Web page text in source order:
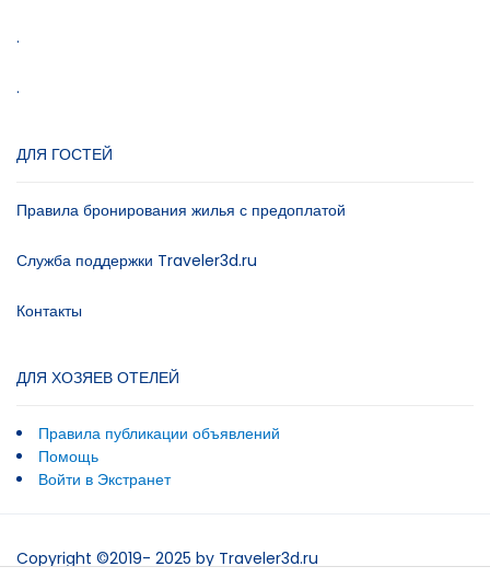
.
.
ДЛЯ ГОСТЕЙ
Правила бронирования жилья с предоплатой
Служба поддержки Traveler3d.ru
Контакты
ДЛЯ ХОЗЯЕВ ОТЕЛЕЙ
Правила публикации объявлений
Помощь
Войти в Экстранет
Copyright ©2019- 2025 by Traveler3d.ru